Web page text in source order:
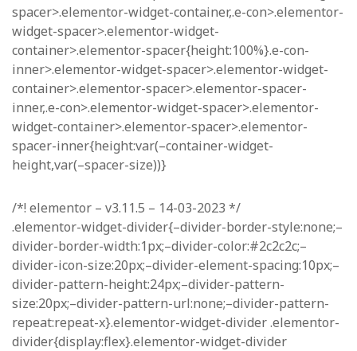
spacer>.elementor-widget-container,.e-con>.elementor-
widget-spacer>.elementor-widget-
container>.elementor-spacer{height:100%}.e-con-
inner>.elementor-widget-spacer>.elementor-widget-
container>.elementor-spacer>.elementor-spacer-
inner,.e-con>.elementor-widget-spacer>.elementor-
widget-container>.elementor-spacer>.elementor-
spacer-inner{height:var(–container-widget-
height,var(–spacer-size))}
/*! elementor – v3.11.5 – 14-03-2023 */
.elementor-widget-divider{–divider-border-style:none;–
divider-border-width:1px;–divider-color:#2c2c2c;–
divider-icon-size:20px;–divider-element-spacing:10px;–
divider-pattern-height:24px;–divider-pattern-
size:20px;–divider-pattern-url:none;–divider-pattern-
repeat:repeat-x}.elementor-widget-divider .elementor-
divider{display:flex}.elementor-widget-divider